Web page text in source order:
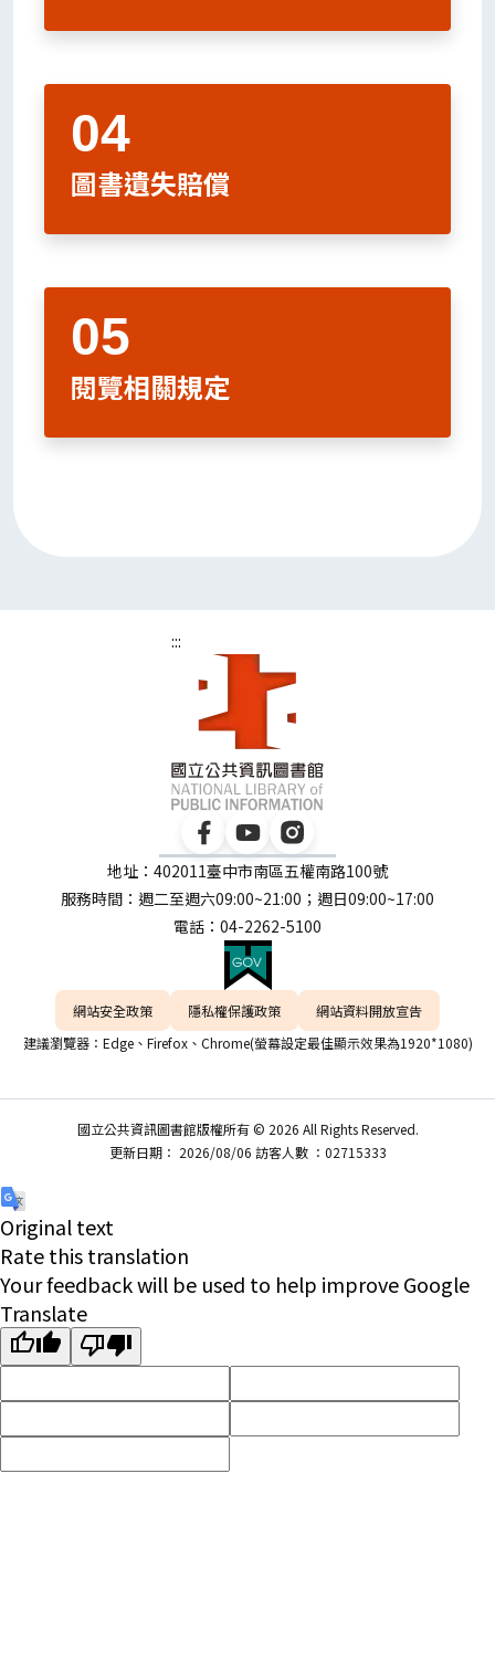
圖書遺失賠償
閱覽相關規定
:::
地址：402011臺中市南區五權南路100號
服務時間：週二至週六09:00~21:00；週日09:00~17:00
電話：04-2262-5100
網站安全政策 隱私權保護政策
網站資料開放宣告
建議瀏覽器：Edge、Firefox、Chrome(螢幕設定最佳顯示效果為1920*1080)
國立公共資訊圖書館版權所有 © 2026 All Rights Reserved.
更新日期： 2026/08/06 訪客人數 ：02715333
Original text
Rate this translation
Your feedback will be used to help improve Google
Translate